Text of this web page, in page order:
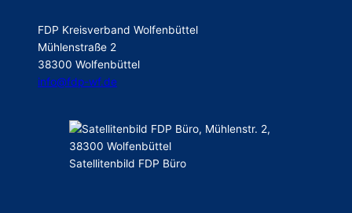
FDP Kreisverband Wolfenbüttel
Mühlenstraße 2
38300 Wolfenbüttel
ed.fw
-pdf@
ofni
Satellitenbild FDP Büro